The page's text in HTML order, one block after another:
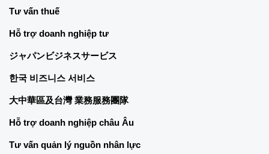
Tư vấn thuế
Hỗ trợ doanh nghiệp tư
ジャパンビジネスサービス
한국 비즈니스 서비스
大中華區及台灣 業務服務團隊
Hỗ trợ doanh nghiệp châu Âu
Tư vấn quản lý nguồn nhân lực